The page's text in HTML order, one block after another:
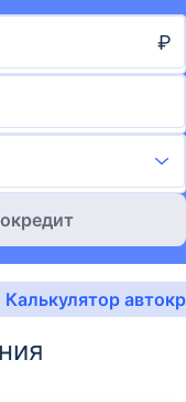
₽
Калькулятор